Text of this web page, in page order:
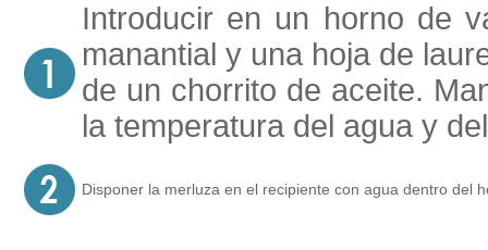
Introducir en un horno de
manantial y una hoja de
de un chorrito de aceite.
la temperatura del agua y
Disponer la merluza en el recipiente con agua dentro del